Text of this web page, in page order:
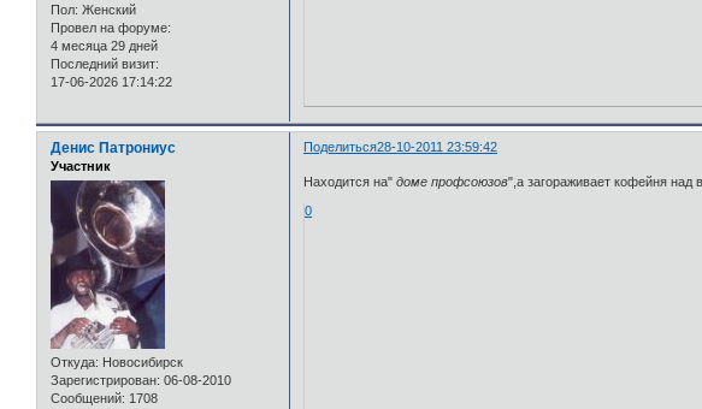
Пол: Женский
Провел на форуме:
4 месяца 29 дней
Последний визит:
17-06-2026 17:14:22
Поделиться28-10-2011 23:59:42
Денис Патрониус
Участник
Откуда: Новосибирск
Зарегистрирован: 06-08-2010
Сообщений: 1708
Находится на" доме профсоюзов",а загораживает кофейня над
0